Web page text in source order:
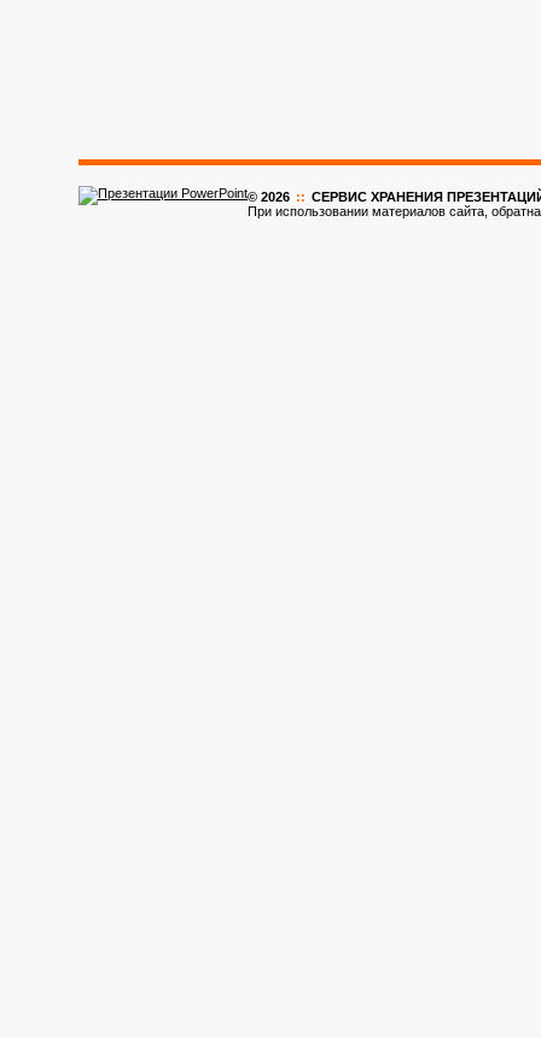
© 2026 :: CЕРВИС ХРАНЕНИЯ ПРЕЗЕНТАЦИЙ
При использовании материалов сайта,